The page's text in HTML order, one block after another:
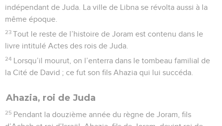
indépendant de Juda. La ville de Libna se révolta aussi à la
même époque.
23 Tout le reste de l’histoire de Joram est contenu dans le
livre intitulé Actes des rois de Juda.
24 Lorsqu’il mourut, on l’enterra dans le tombeau familial de
la Cité de David ; ce fut son fils Ahazia qui lui succéda.
Ahazia, roi de Juda
25 Pendant la douzième année du règne de Joram, fils